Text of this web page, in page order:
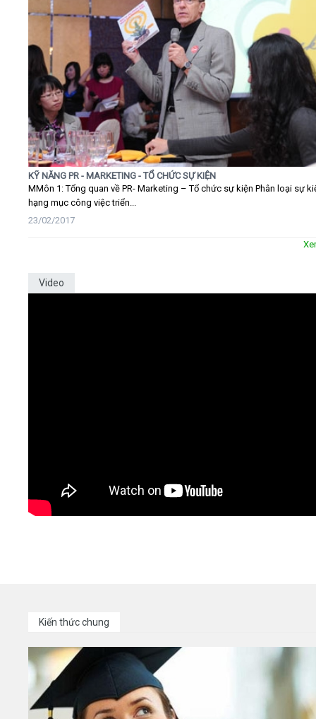
KỸ NĂNG PR - MARKETING - TỔ CHỨC SỰ KIỆN
MMôn 1: Tổng quan về PR- Marketing – Tổ chức sự kiện Phân loại sự
hạng mục công việc triển...
23/02/2017
Video
Kiến thức chung